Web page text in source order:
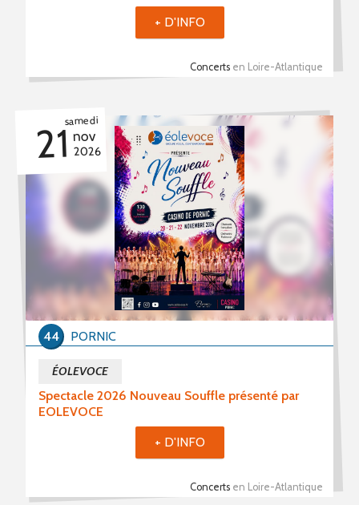
Concerts en Loire-Atlantique
+ D'INFO
samedi
21 nov
2026
Spectacle 2026 Nouveau Souffle présenté par
EOLEVOCE
ÉOLEVOCE
Concerts en Loire-Atlantique
PORNIC
44
+ D'INFO